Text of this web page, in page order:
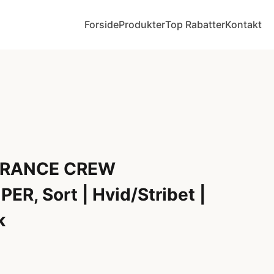
ForsideProdukterTop RabatterKontakt
CREW
Sort | Hvid/Stribet |